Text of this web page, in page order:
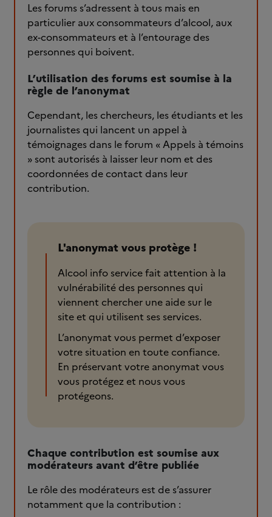
Les forums s’adressent à tous mais en
particulier aux consommateurs d’alcool, aux
ex-consommateurs et à l’entourage des
personnes qui boivent.
L’utilisation des forums est soumise à la
règle de l’anonymat
Cependant, les chercheurs, les étudiants et les
journalistes qui lancent un appel à
témoignages dans le forum « Appels à témoins
» sont autorisés à laisser leur nom et des
coordonnées de contact dans leur
contribution.
L'anonymat vous protège !
Alcool info service fait attention à la
vulnérabilité des personnes qui
viennent chercher une aide sur le
site et qui utilisent ses services.
L’anonymat vous permet d’exposer
votre situation en toute confiance.
En préservant votre anonymat vous
vous protégez et nous vous
protégeons.
Chaque contribution est soumise aux
modérateurs avant d’être publiée
Le rôle des modérateurs est de s’assurer
notamment que la contribution :